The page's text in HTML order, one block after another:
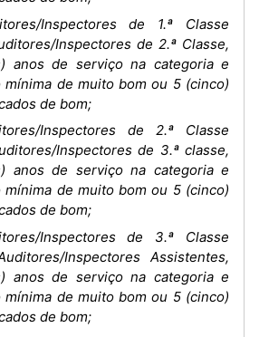
Inspectores de 1.ª Classe
Inspectores de 2.ª Classe,
anos de serviço na categoria e
mínima de muito bom ou 5 (cinco)
de bom;
Inspectores de 2.ª Classe
Inspectores de 3.ª classe,
anos de serviço na categoria e
mínima de muito bom ou 5 (cinco)
de bom;
Inspectores de 3.ª Classe
Inspectores Assistentes,
anos de serviço na categoria e
mínima de muito bom ou 5 (cinco)
de bom;